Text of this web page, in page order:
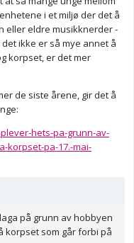
i et miljø der det å
eller eldre musikknerder -
ikke er så mye annet å
korpset, er det mer
de siste årene, gir det å
hets-pa-grunn-av-
korpset-pa-17.-mai-
på grunn av hobbyen
korpset som går forbi på